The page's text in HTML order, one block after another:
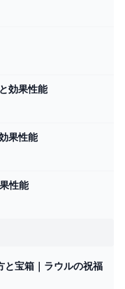
効果性能
果性能
性能
と宝箱｜ラウルの祝福